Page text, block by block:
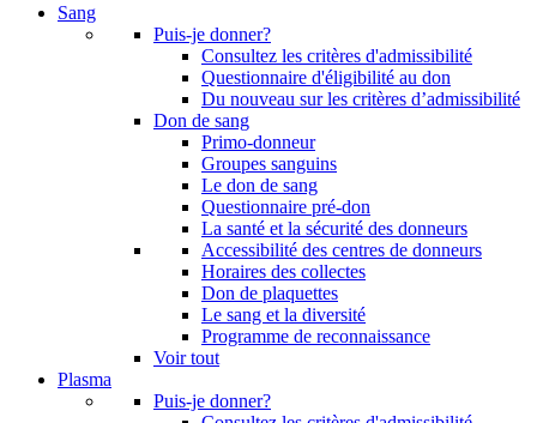
Sang
Puis-je donner?
Consultez les critères d'admissibilité
Questionnaire d'éligibilité au don
Du nouveau sur les critères d’admissibilité
Don de sang
Primo-donneur
Groupes sanguins
Le don de sang
Questionnaire pré-don
La santé et la sécurité des donneurs
Accessibilité des centres de donneurs
Horaires des collectes
Don de plaquettes
Le sang et la diversité
Programme de reconnaissance
Voir tout
Plasma
Puis-je donner?